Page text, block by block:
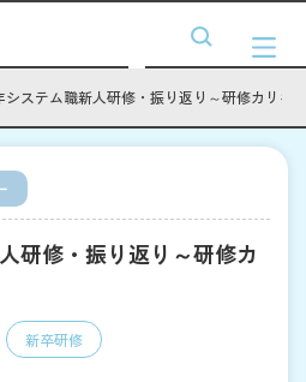
システム職新人研修・振り返り～研修カリキ
研修・振り返り～研修カ
新卒研修